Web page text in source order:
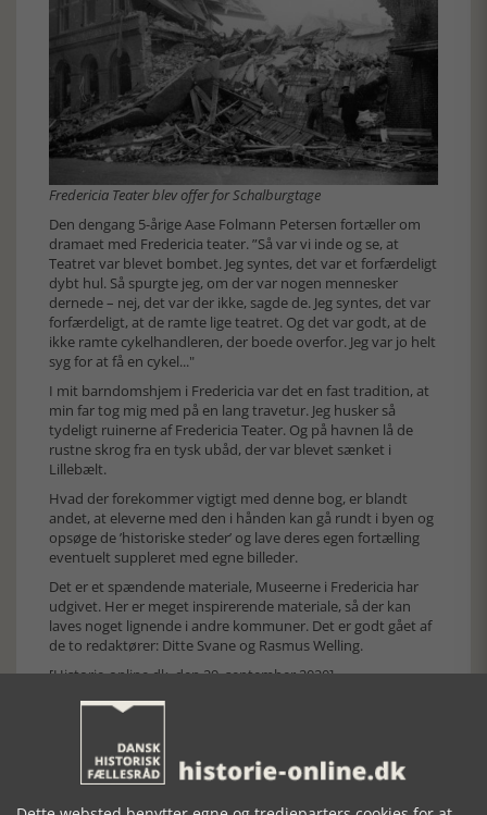
Fredericia Teater blev offer for Schalburgtage
Den dengang 5-årige Aase Folmann Petersen fortæller om
dramaet med Fredericia teater. ”Så var vi inde og se, at
Teatret var blevet bombet. Jeg syntes, det var et forfærdeligt
dybt hul. Så spurgte jeg, om der var nogen mennesker
dernede – nej, det var der ikke, sagde de. Jeg syntes, det var
forfærdeligt, at de ramte lige teatret. Og det var godt, at de
ikke ramte cykelhandleren, der boede overfor. Jeg var jo helt
syg for at få en cykel..."
I mit barndomshjem i Fredericia var det en fast tradition, at
min far tog mig med på en lang travetur. Jeg husker så
tydeligt ruinerne af Fredericia Teater. Og på havnen lå de
rustne skrog fra en tysk ubåd, der var blevet sænket i
Lillebælt.
Hvad der forekommer vigtigt med denne bog, er blandt
andet, at eleverne med den i hånden kan gå rundt i byen og
opsøge de ’historiske steder’ og lave deres egen fortælling
eventuelt suppleret med egne billeder.
Det er et spændende materiale, Museerne i Fredericia har
udgivet. Her er meget inspirerende materiale, så der kan
laves noget lignende i andre kommuner. Det er godt gået af
de to redaktører: Ditte Svane og Rasmus Welling.
[Historie-online.dk, den 29. september 2020]